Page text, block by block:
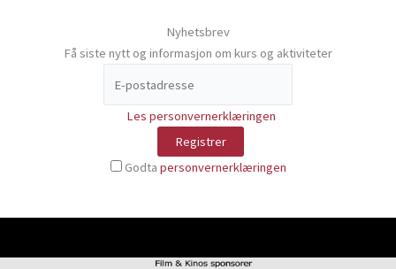
Nyhetsbrev
Få siste nytt og informasjon om kurs og aktiviteter
Les personvernerklæringen
Godta personvernerklæringen